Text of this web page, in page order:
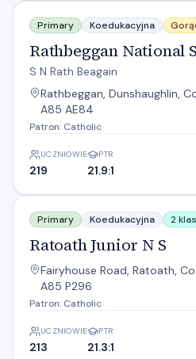
Rathbeggan National School
Primary Koedukacyjna
Rathbeggan National
S N Rath Beagain
Rathbeggan, Dunshaughlin,
A85 AE84
Patron: Catholic
UCZNIOWIE
219
PTR
21.9:1
Ratoath Junior N S
Primary Koedukacyjna 2
Ratoath Junior N S
Fairyhouse Road, Ratoath,
A85 P296
Patron: Catholic
UCZNIOWIE
213
PTR
21.3:1